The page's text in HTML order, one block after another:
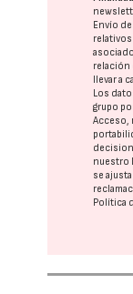
Envío
relación
llevar a
Los
grupo
nuestro
se
Política